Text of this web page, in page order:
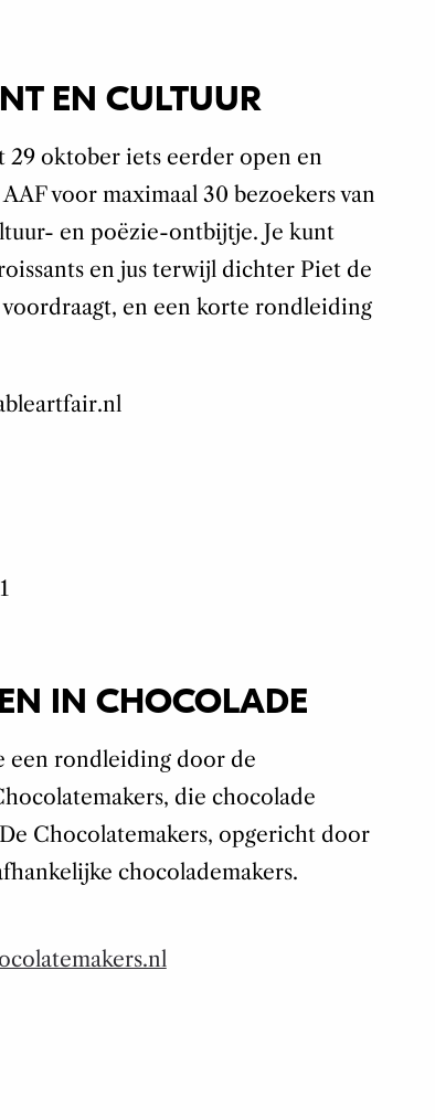
EN CULTUUR
29 oktober iets eerder open en
voor maximaal 30 bezoekers van
en poëzie-ontbijtje. Je kunt
en jus terwijl dichter Piet de
en een korte rondleiding
IN CHOCOLADE
een rondleiding door de
die chocolade
Chocolatemakers, opgericht door
chocolademakers.